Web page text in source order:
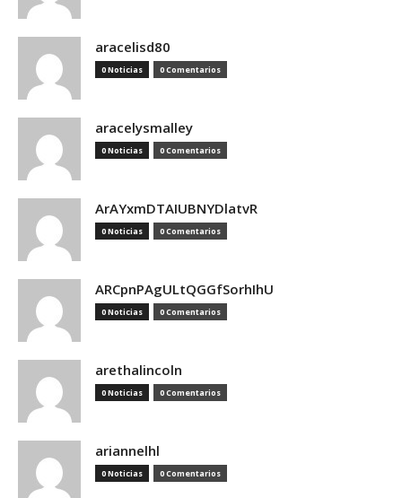
aracelisd80
0 Noticias 0 Comentarios
aracelysmalley
0 Noticias 0 Comentarios
ArAYxmDTAIUBNYDlatvR
0 Noticias 0 Comentarios
ARCpnPAgULtQGGfSorhIhU
0 Noticias 0 Comentarios
arethalincoln
0 Noticias 0 Comentarios
ariannelhl
0 Noticias 0 Comentarios